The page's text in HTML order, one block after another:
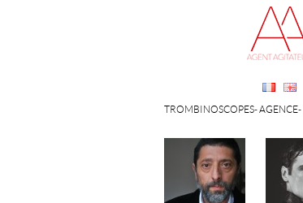
TROMBINOSCOPES AGENCE